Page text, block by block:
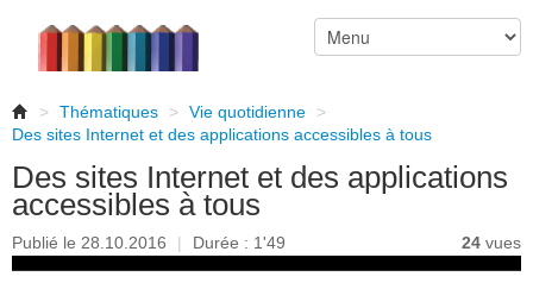
> Thématiques > Vie quotidienne
>
Des sites Internet et des applications accessibles à tous
Des sites Internet et des applications
accessibles à tous
Publié le 28.10.2016 | Durée : 1'49 24 vues